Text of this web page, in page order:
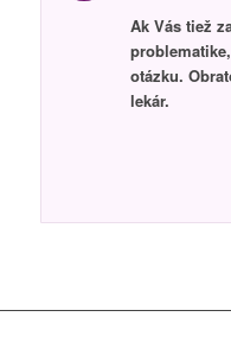
Ak Vás tiež
otázku.
lekár.